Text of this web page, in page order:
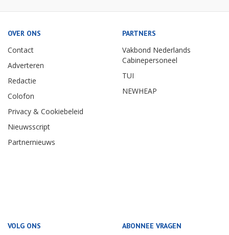
OVER ONS
Contact
Adverteren
Redactie
Colofon
Privacy & Cookiebeleid
Nieuwsscript
Partnernieuws
PARTNERS
Vakbond Nederlands
Cabinepersoneel
TUI
NEWHEAP
VOLG ONS ABONNEE VRAGEN